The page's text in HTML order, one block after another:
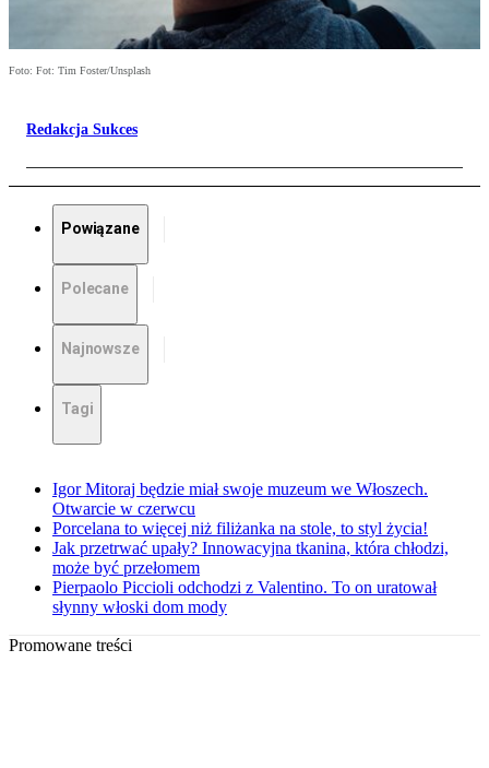
Foto: Fot: Tim Foster/Unsplash
Redakcja Sukces
Powiązane
Polecane
Najnowsze
Tagi
Igor Mitoraj będzie miał swoje muzeum we Włoszech.
Otwarcie w czerwcu
Porcelana to więcej niż filiżanka na stole, to styl życia!
Jak przetrwać upały? Innowacyjna tkanina, która chłodzi,
może być przełomem
Pierpaolo Piccioli odchodzi z Valentino. To on uratował
słynny włoski dom mody
Promowane treści